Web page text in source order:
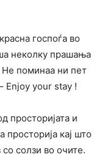
госпоѓа во
неколку прашања
Не поминаа ни пет
Enjoy your stay !
просторијата и
просторија кај што
солзи во очите.